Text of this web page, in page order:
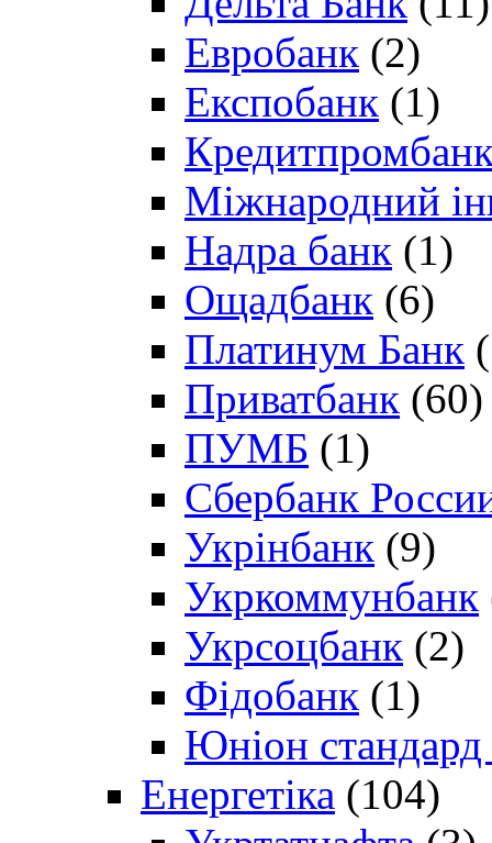
Евробанк (2)
Експобанк (1)
Міжнародний
Надра банк (1)
Ощадбанк (6)
Платинум Банк
Приватбанк (60)
ПУМБ (1)
Сбербанк
Укрінбанк (9)
Укркоммунбанк
Укрсоцбанк (2)
Фідобанк (1)
Юніон стандард
Енергетіка (104)